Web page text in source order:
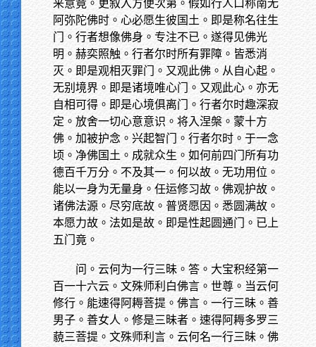
来意竟。更叙入方便次第。假如行人口称南无
阿弥陀佛时。心必愿生彼国土。即是称名往生
门。行者想像佛身。专注不已。遂得见佛光
明。赫奕照触。行者尔时所有罪障。皆悉消
灭。即是观相灭罪门。又观此佛。从自心起。
无别境界。即是诸境唯心门。又观此心。亦无
自相可得。即是心境俱离门。行者尔时趣深寂
定。放舍一切心意意识。将入涅槃。蒙十方
佛。加被护念。兴起智门。行者尔时。于一念
顷。净佛国土。成就众生。如何前四门所有功
德百千万分。不及其一。何以故。无功用位。
能以一身为无量身。任运修习故。佛观护故。
诸佛法源。尽穷底故。普贤愿因。悉圆满故。
本愿力故。法如是故。即是性起圆通门。已上
五门竟。
问。云何为一行三昧。答。大宝积经第一
百一十六云。文殊师利白佛言。世尊。当云何
修行。能速得阿耨菩提。佛言。一行三昧。善
男子。善女人。修是三昧者。速得阿耨多罗三
藐三菩提。文殊师利言。云何名一行三昧。佛